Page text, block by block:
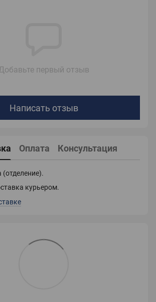
первый отзыв
Написать отзыв
Оплата Консультация
курьером.